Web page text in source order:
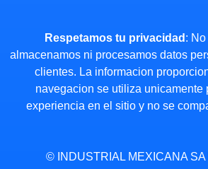
Respetamos tu privacidad :
almacenamos ni procesamos datos
clientes. La informacion
navegacion se utiliza unicamente
experiencia en el sitio y no se
© INDUSTRIAL MEXICANA